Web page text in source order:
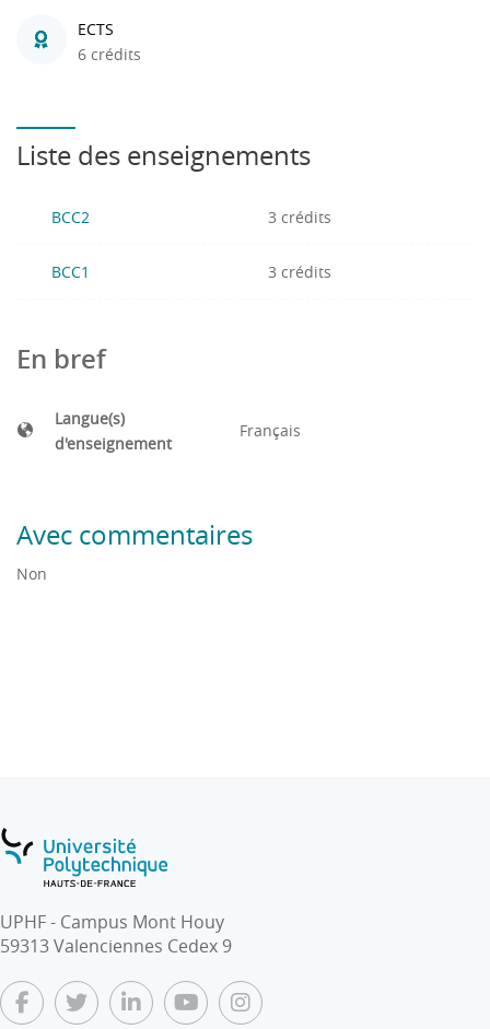
ECTS
6 crédits
Liste des enseignements
BCC2 3 crédits
BCC1 3 crédits
En bref
Langue(s)
d'enseignement
Français
Avec commentaires
Non
UPHF - Campus Mont Houy
59313 Valenciennes Cedex 9